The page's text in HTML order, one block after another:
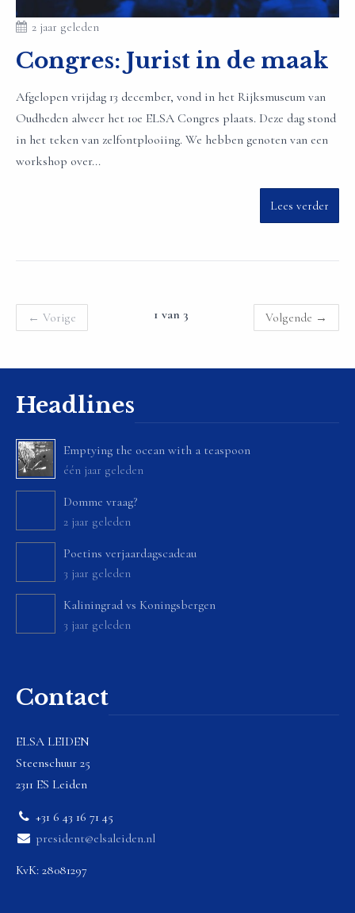
2 jaar geleden
Congres: Jurist in de maak
Afgelopen vrijdag 13 december, vond in het Rijksmuseum van
Oudheden alweer het 10e ELSA Congres plaats. Deze dag stond
in het teken van zelfontplooiing. We hebben genoten van een
workshop over...
Lees verder
← Vorige 1 van 3 Volgende →
Headlines
Emptying the ocean with a teaspoon
één jaar geleden
Domme vraag?
2 jaar geleden
Poetins verjaardagscadeau
3 jaar geleden
Kaliningrad vs Koningsbergen
3 jaar geleden
Contact
ELSA LEIDEN
Steenschuur 25
2311 ES Leiden
+31 6 43 16 71 45
president@elsaleiden.nl
KvK: 28081297